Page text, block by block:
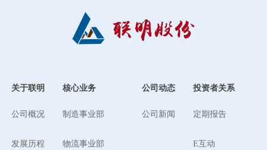
核心业务
制造事业部
物流事业部
公司概况
发展历程
关于联明 公司动态
公司新闻
投资者关系
定期报告
E互动